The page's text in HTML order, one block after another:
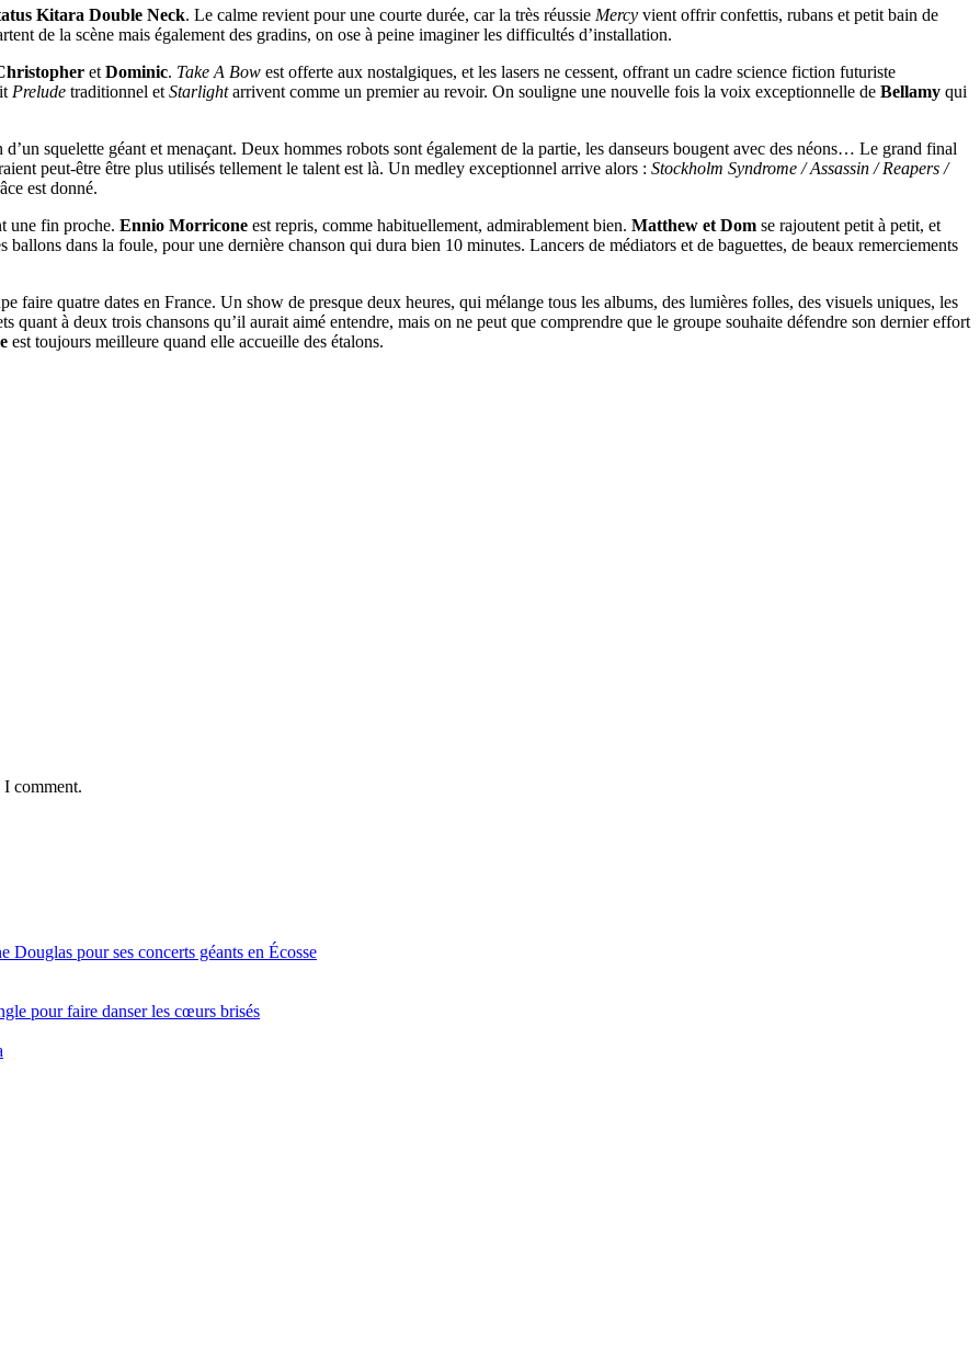
Kitara Double Neck. Le calme revient pour une courte durée, car la très réussie Mercy vient offrir confettis, rubans et petit bain de
de la scène mais également des gradins, on ose à peine imaginer les difficultés d’installation.
et Dominic. Take A Bow est offerte aux nostalgiques, et les lasers ne cessent, offrant un cadre science fiction futuriste
Prelude traditionnel et Starlightarrivent comme un premier au revoir. On souligne une nouvelle fois la voix exceptionnelle de Bellamy qui
squelette géant et menaçant. Deux hommes robots sont également de la partie, les danseurs bougent avec des néons… Le grand final
peut-être être plus utilisés tellement le talent est là. Un medley exceptionnel arrive alors : Stockholm Syndrome / Assassin / Reapers /
est donné.
une fin proche. Ennio Morricone est repris, comme habituellement, admirablement bien. Matthew et Dom se rajoutent petit à petit, et
ballons dans la foule, pour une dernière chanson qui dura bien 10 minutes. Lancers de médiators et de baguettes, de beaux remerciements
faire quatre dates en France. Un show de presque deux heures, qui mélange tous les albums, des lumières folles, des visuels uniques, les
quant à deux trois chansons qu’il aurait aimé entendre, mais on ne peut que comprendre que le groupe souhaite défendre son dernier effort
est toujours meilleure quand elle accueille des étalons.
comment.
pour ses concerts géants en Écosse
pour faire danser les cœurs brisés